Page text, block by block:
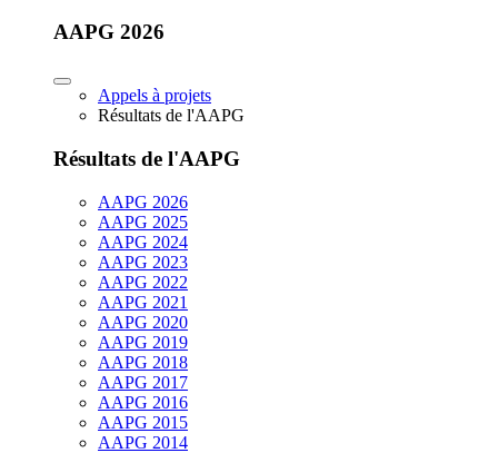
AAPG 2026
Appels à projets
Résultats de l'AAPG
Résultats de l'AAPG
AAPG 2026
AAPG 2025
AAPG 2024
AAPG 2023
AAPG 2022
AAPG 2021
AAPG 2020
AAPG 2019
AAPG 2018
AAPG 2017
AAPG 2016
AAPG 2015
AAPG 2014